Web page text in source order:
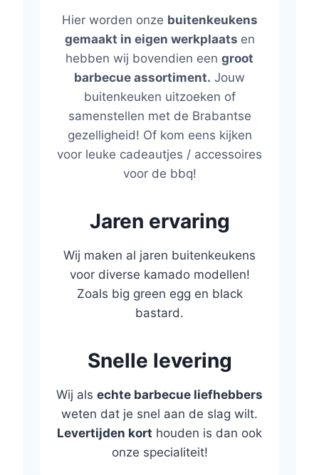
Hier worden onze buitenkeukens
gemaakt in eigen werkplaats en
hebben wij bovendien een groot
barbecue assortiment. Jouw
buitenkeuken uitzoeken of
samenstellen met de Brabantse
gezelligheid! Of kom eens kijken
voor leuke cadeautjes / accessoires
voor de bbq!
Jaren ervaring
Wij maken al jaren buitenkeukens
voor diverse kamado modellen!
Zoals big green egg en black
bastard.
Snelle levering
Wij als echte barbecue liefhebbers
weten dat je snel aan de slag wilt.
Levertijden kort houden is dan ook
onze specialiteit!